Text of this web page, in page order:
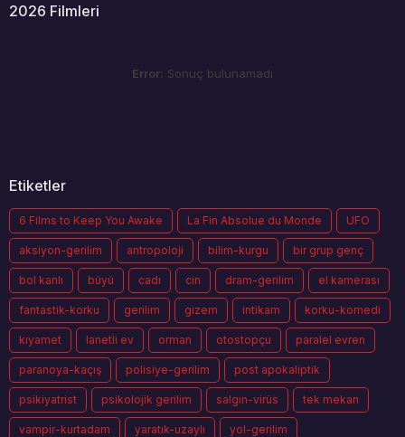
2026 Filmleri
Error: Sonuç bulunamadı
Etiketler
6 Films to Keep You Awake La Fin Absolue du Monde UFO
aksiyon-gerilim antropoloji bilim-kurgu bir grup genç
bol kanlı büyü cadı cin dram-gerilim el kamerası
fantastik-korku gerilim gizem intikam korku-komedi
kıyamet lanetli ev orman otostopçu paralel evren
paranoya-kaçış polisiye-gerilim post apokaliptik
psikiyatrist psikolojik gerilim salgın-virüs tek mekan
vampir-kurtadam yaratık-uzaylı yol-gerilim